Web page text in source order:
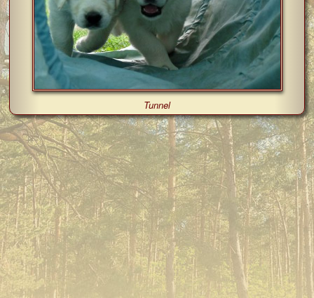
Tunnel